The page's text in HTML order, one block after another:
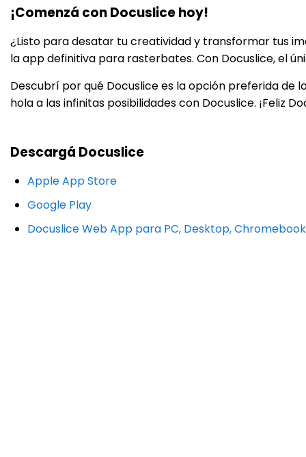
¡Comenzá con Docuslice hoy!
¿Listo para desatar tu creatividad y transformar tus
la app definitiva para rasterbates. Con Docuslice, el
Descubrí por qué Docuslice es la opción preferida de
hola a las infinitas posibilidades con Docuslice. ¡Feliz
Descargá Docuslice
Apple App Store
Google Play
Docuslice Web App para PC, Desktop, Chromebook